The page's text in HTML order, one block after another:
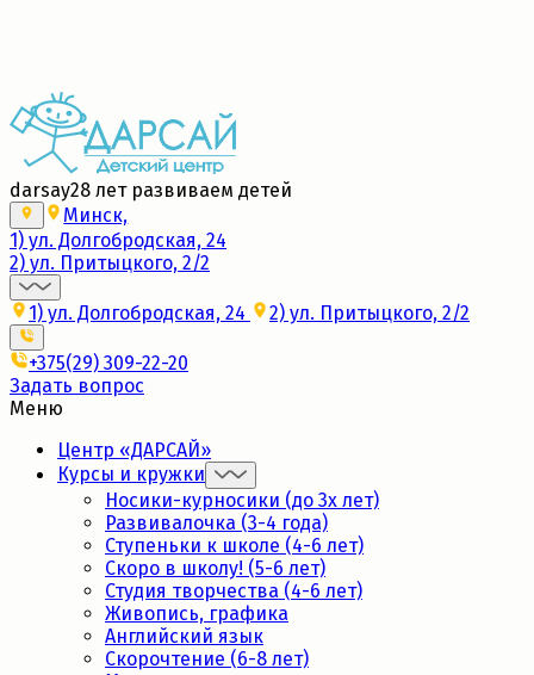
darsay28 лет развиваем детей
Минск,
1) ул. Долгобродская, 24
2) ул. Притыцкого, 2/2
1) ул. Долгобродская, 24 2) ул. Притыцкого, 2/2
+375(29) 309-22-20
Задать вопрос
Меню
Центр «ДАРСАЙ»
Курсы и кружки
Носики-курносики (до 3х лет)
Развивалочка (3-4 года)
Ступеньки к школе (4-6 лет)
Скоро в школу! (5-6 лет)
Студия творчества (4-6 лет)
Живопись, графика
Английский язык
Скорочтение (6-8 лет)